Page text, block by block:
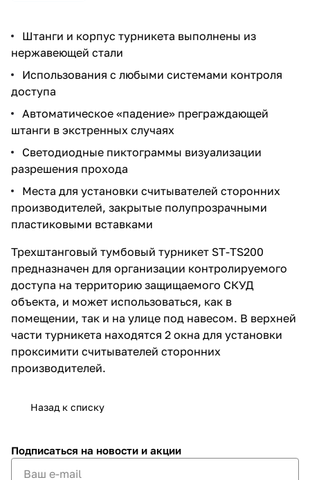
Штанги и корпус турникета выполнены из
нержавеющей стали
Использования с любыми системами контроля
доступа
Автоматическое «падение» преграждающей
штанги в экстренных случаях
Светодиодные пиктограммы визуализации
разрешения прохода
Места для установки считывателей сторонних
производителей, закрытые полупрозрачными
пластиковыми вставками
Трехштанговый тумбовый турникет ST-TS200
предназначен для организации контролируемого
доступа на территорию защищаемого СКУД
объекта, и может использоваться, как в
помещении, так и на улице под навесом. В верхней
части турникета находятся 2 окна для установки
проксимити считывателей сторонних
производителей.
Назад к списку
Подписаться на новости и акции